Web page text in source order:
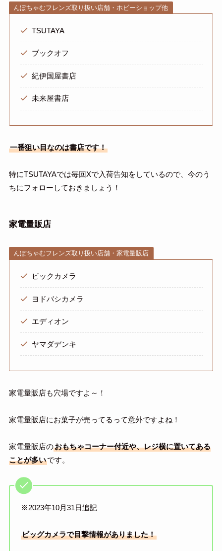
んぽちゃむフレンズ取り扱い店舗・ホビーショップ他
TSUTAYA
ブックオフ
紀伊国屋書店
未来屋書店
一番狙い目なのは書店です！
特にTSUTAYAでは毎回Xで入荷告知をしているので、今のう
ちにフォローしておきましょう！
家電量販店
んぽちゃむフレンズ取り扱い店舗・家電量販店
ビックカメラ
ヨドバシカメラ
エディオン
ヤマダデンキ
家電量販店も穴場ですよ～！
家電量販店にお菓子が売ってるって意外ですよね！
家電量販店のおもちゃコーナー付近や、レジ横に置いてある
ことが多いです。
※2023年10月31日追記
ビッグカメラで目撃情報がありました！